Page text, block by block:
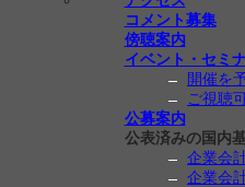
コメント募集
傍聴案内
イベント・セミ
開催を
ご視聴
公募案内
公表済みの国内
企業会
企業会